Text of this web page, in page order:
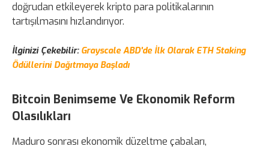
doğrudan etkileyerek kripto para politikalarının
tartışılmasını hızlandırıyor.
İlginizi Çekebilir: Grayscale ABD'de İlk Olarak ETH Staking
Ödüllerini Dağıtmaya Başladı
Bitcoin Benimseme Ve Ekonomik Reform
Olasılıkları
Maduro sonrası ekonomik düzeltme çabaları,